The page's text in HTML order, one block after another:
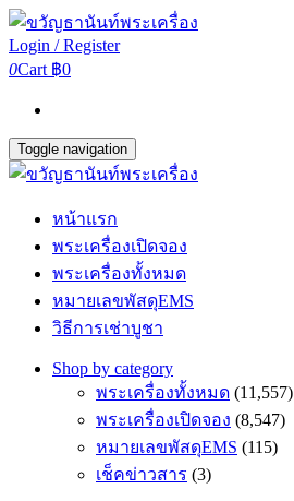
Login / Register
0Cart ฿0
Toggle navigation
หน้าแรก
พระเครื่องเปิดจอง
พระเครื่องทั้งหมด
หมายเลขพัสดุEMS
วิธีการเช่าบูชา
Shop by category
พระเครื่องทั้งหมด (11,557)
พระเครื่องเปิดจอง (8,547)
หมายเลขพัสดุEMS (115)
เช็คข่าวสาร (3)